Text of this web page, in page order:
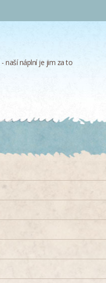
naší náplní je jim za to